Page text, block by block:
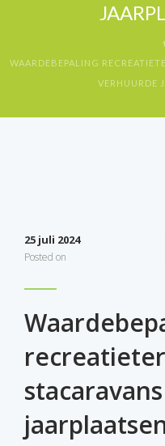
WAARDEBEPALING
VERHUURDE
25 juli 2024
Posted on